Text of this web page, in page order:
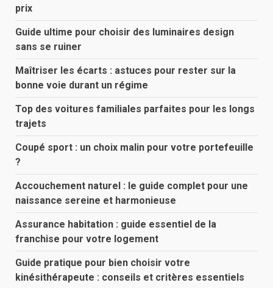
prix
Guide ultime pour choisir des luminaires design
sans se ruiner
Maîtriser les écarts : astuces pour rester sur la
bonne voie durant un régime
Top des voitures familiales parfaites pour les longs
trajets
Coupé sport : un choix malin pour votre portefeuille
?
Accouchement naturel : le guide complet pour une
naissance sereine et harmonieuse
Assurance habitation : guide essentiel de la
franchise pour votre logement
Guide pratique pour bien choisir votre
kinésithérapeute : conseils et critères essentiels